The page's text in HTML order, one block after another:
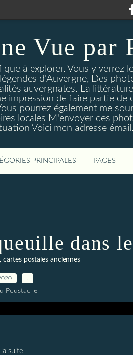
Vue par
à explorer. Vous y verrez
d'Auvergne, Des
auvergnates. La
impression de faire partie
pourrez également me
locales M'envoyer des
Voici mon adresse
PRINCIPALES PAGES
dans
, cartes postales anciennes
Poustache
la suite